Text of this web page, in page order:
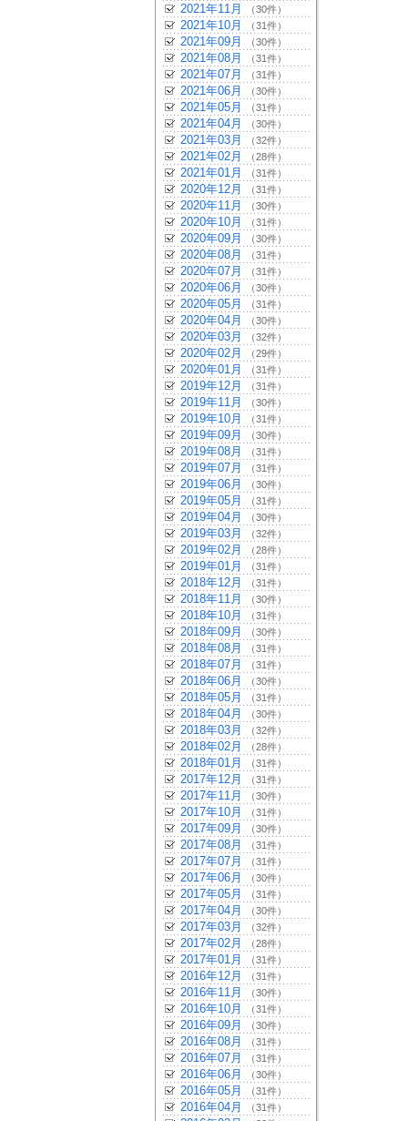
2021年11月 （30件）
2021年10月 （31件）
2021年09月 （30件）
2021年08月 （31件）
2021年07月 （31件）
2021年06月 （30件）
2021年05月 （31件）
2021年04月 （30件）
2021年03月 （32件）
2021年02月 （28件）
2021年01月 （31件）
2020年12月 （31件）
2020年11月 （30件）
2020年10月 （31件）
2020年09月 （30件）
2020年08月 （31件）
2020年07月 （31件）
2020年06月 （30件）
2020年05月 （31件）
2020年04月 （30件）
2020年03月 （32件）
2020年02月 （29件）
2020年01月 （31件）
2019年12月 （31件）
2019年11月 （30件）
2019年10月 （31件）
2019年09月 （30件）
2019年08月 （31件）
2019年07月 （31件）
2019年06月 （30件）
2019年05月 （31件）
2019年04月 （30件）
2019年03月 （32件）
2019年02月 （28件）
2019年01月 （31件）
2018年12月 （31件）
2018年11月 （30件）
2018年10月 （31件）
2018年09月 （30件）
2018年08月 （31件）
2018年07月 （31件）
2018年06月 （30件）
2018年05月 （31件）
2018年04月 （30件）
2018年03月 （32件）
2018年02月 （28件）
2018年01月 （31件）
2017年12月 （31件）
2017年11月 （30件）
2017年10月 （31件）
2017年09月 （30件）
2017年08月 （31件）
2017年07月 （31件）
2017年06月 （30件）
2017年05月 （31件）
2017年04月 （30件）
2017年03月 （32件）
2017年02月 （28件）
2017年01月 （31件）
2016年12月 （31件）
2016年11月 （30件）
2016年10月 （31件）
2016年09月 （30件）
2016年08月 （31件）
2016年07月 （31件）
2016年06月 （30件）
2016年05月 （31件）
2016年04月 （31件）